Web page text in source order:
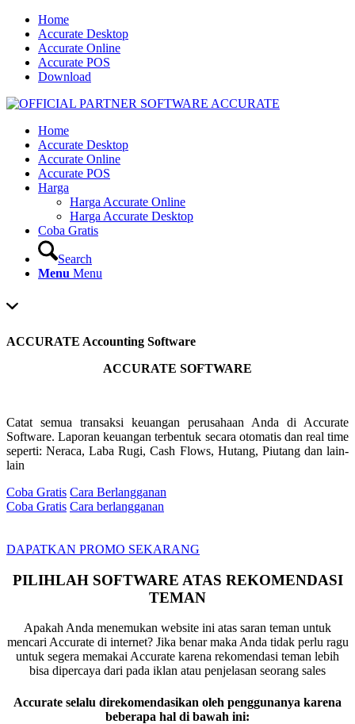
Home
Accurate Desktop
Accurate Online
Accurate POS
Download
Home
Accurate Desktop
Accurate Online
Accurate POS
Harga
Harga Accurate Online
Harga Accurate Desktop
Coba Gratis
Search
Menu Menu
ACCURATE Accounting Software
ACCURATE SOFTWARE
Catat semua transaksi keuangan perusahaan Anda di Accurate
Software. Laporan keuangan terbentuk secara otomatis dan real time
seperti: Neraca, Laba Rugi, Cash Flows, Hutang, Piutang dan lain-
lain
Coba Gratis Cara Berlangganan
Coba Gratis Cara berlangganan
DAPATKAN PROMO SEKARANG
PILIHLAH SOFTWARE ATAS REKOMENDASI
TEMAN
Apakah Anda menemukan website ini atas saran teman untuk
mencari Accurate di internet? Jika benar maka Anda tidak perlu ragu
untuk segera memakai Accurate karena rekomendasi teman lebih
bisa dipercaya dari pada iklan atau penjelasan seorang sales
Accurate selalu direkomendasikan oleh penggunanya karena
beberapa hal di bawah ini: